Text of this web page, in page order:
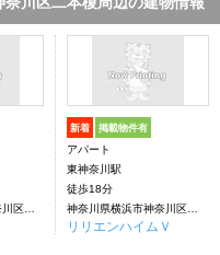
新着 掲載物件有
アパート
東神奈川駅
徒歩18分
リリエンハイムＶ